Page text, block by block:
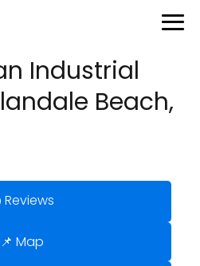
Industrial
Beach,
Reviews
📌 Map